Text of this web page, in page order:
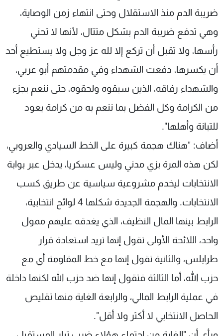
ضريبة الدم منذ الاستقلال وحتى انتهاء زمن الوصاية،
وهي تدفع ضريبة الدم بشكل متتال، لأنها لا تحني
رأسها، ولا تقبل أن تركع إلا لله عز وجل ولا يستطيع أحد
أن يكسرها، دفعت الشهداء وفي مقدمتهم أبو عربي،
والشهداء رفاقه، الذين سبقوه ولحقوه، حتى ننعم بجزء
من الكرامة وكل الفضل بما ننعم به من كرامة يعود
للتبانة وأهلها".
أضاف: "هناك هجمة كبيرة على الخط السيادي والعروبي،
لكن هذه المرة بزي مدني وليس عسكريا، يدخل عبر بوابة
الانتخابات ليخدم مشروعية سياسية عن طريق كسب
الانتخابات. والهجمة الجديدة شكلها 4 لوائح انتخابية،
الرابط بينها المال النظيف، الذي يغدقه عليهم ممول
واحد، اللائحة الأولى تقول إنها تريد استعادة قرار
طرابلس، والثانية تقول إنها مع خط المقاومة أي مع
حزب الله، أما الثالثة فتقول إنها ضد حزب الله لكنها داخلة
في عملية الرابط المالي، والرابعة الغاية منها تقليص
الحاصل الانتخابي لا أكثر ولا أقل".